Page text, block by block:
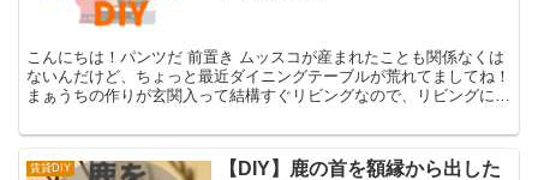
こんにちは！パンツだ 前置き ムッスコが産まれたことも関係なくは
ないんだけど、ちょっと最近ダイニングテーブルが荒れてましてね！
まぁうちの作りが玄関入って結構すぐリビングなので、リビングにお
賃貸DIY
【DIY】鹿の首を額縁から出した